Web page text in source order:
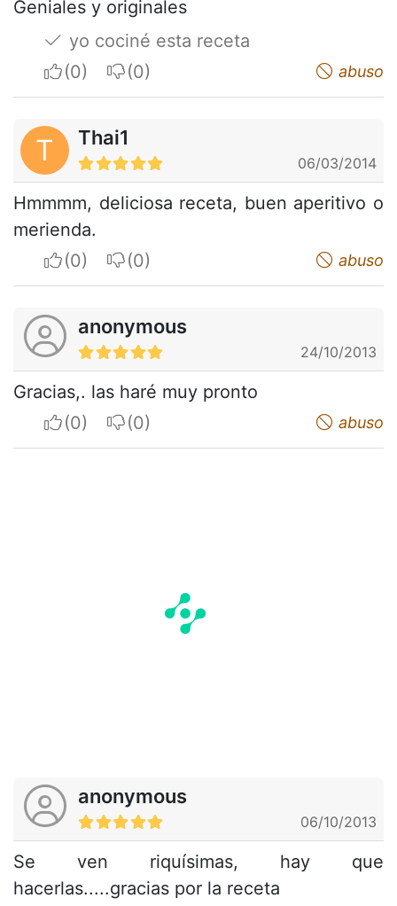
Geniales y originales
yo cociné esta receta
I apreciateI do not appreciate abuso
T Thai1
06/03/2014
Hmmmm, deliciosa receta, buen aperitivo o
merienda.
I apreciateI do not appreciate abuso
anonymous
24/10/2013
Gracias,. las haré muy pronto
I apreciateI do not appreciate abuso
anonymous
06/10/2013
Se ven riquísimas, hay que
hacerlas.....gracias por la receta